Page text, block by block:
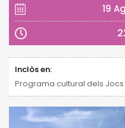
19
Inclòs en:
Programa cultural dels